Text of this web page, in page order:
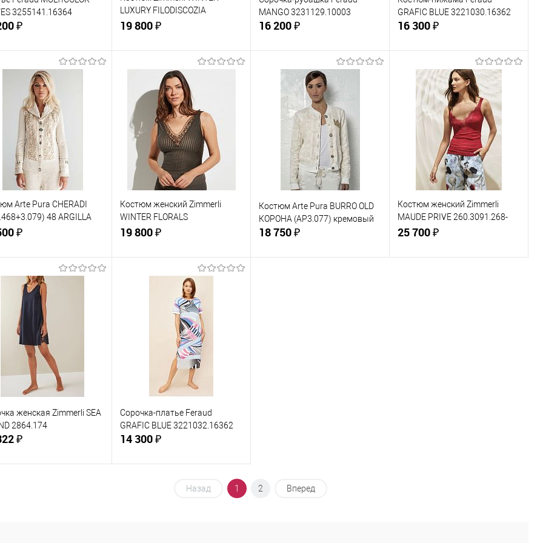
3255141.16364
₽
В корзину
Купить в 1
В избранное В наличии
одежды:
LUXURY FILODISCOZIA
3180.96044-4700.75180
19 800 ₽
В корзину
Купить в 1
клик
В избранное В наличии
Размер одежды:
MANGO 3231129.10003
16 200 ₽
В корзину
Купить в 1
Сравнение
В избранное В наличии
Размер одежды:
GRAFIC BLUE 3221030.16362
16 300 ₽
В корзину
Купить в 1
Сравнение
В избранное В наличии
Размер одежды:
Arte Pura CHERADI
48 ARGILLA
₽
В корзину
Купить в 1
В избранное
одежды:
Костюм женский Zimmerli
WINTER FLORALS
5143.39028.909-799
19 800 ₽
В корзину
Сравнение
В наличии
Размер одежды:
Костюм Arte Pura BURRO OLD
КОРОНА (AP3.077) кремовый
18 750 ₽
Костюм женский Zimmerli
MAUDE PRIVE 260.3091.268-
5143.39028.455
25 700 ₽
женская Zimmerli SEA
2864.174
₽
Сорочка-платье Feraud
GRAFIC BLUE 3221032.16362
14 300 ₽
В корзину
Назад 1 2 Вперед